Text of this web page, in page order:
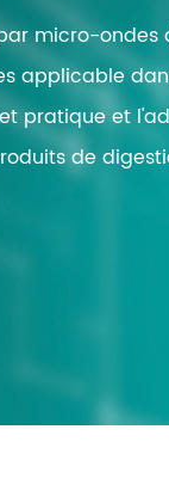
micro-ondes
applicable
pratique et
de